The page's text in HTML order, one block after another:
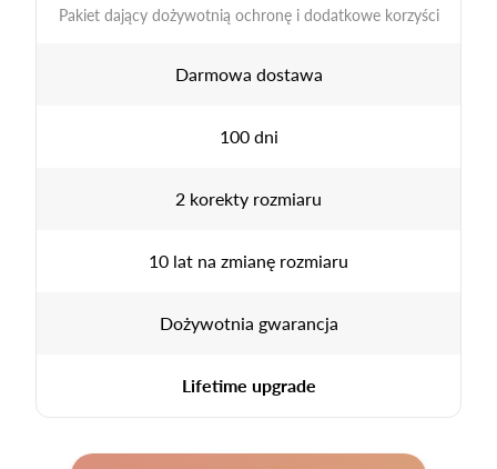
Pakiet dający dożywotnią ochronę i dodatkowe korzyści
Darmowa dostawa
100 dni
2 korekty rozmiaru
10 lat na zmianę rozmiaru
Dożywotnia gwarancja
Lifetime upgrade